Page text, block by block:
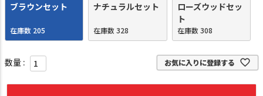
ブラウンセット
在庫数 205
ナチュラルセット
在庫数328
ローズウッドセッ
ト
在庫数308
お気に入りに登録する